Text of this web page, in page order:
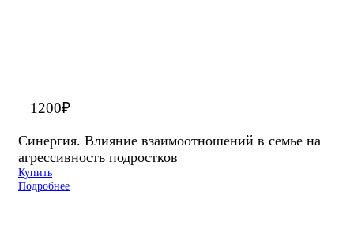
1200₽
Синергия. Влияние взаимоотношений в семье на
агрессивность подростков
Купить
Подробнее